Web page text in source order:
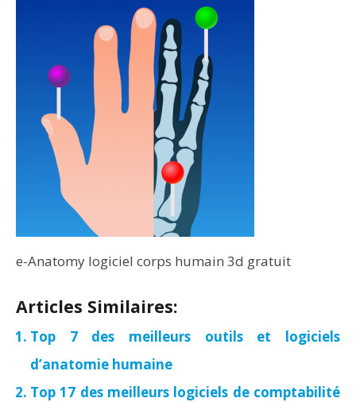
e-Anatomy logiciel corps humain 3d gratuit
Articles Similaires:
Top 7 des meilleurs outils et logiciels
d’anatomie humaine
Top 17 des meilleurs logiciels de comptabilité